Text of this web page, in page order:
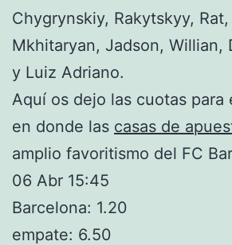
Chygrynskiy, Rakytskyy,
Mkhitaryan, Jadson, Willian,
y Luiz Adriano.
Aquí os dejo las cuotas para
en donde las casas de
amplio favoritismo del FC
06 Abr 15:45
Barcelona: 1.20
empate: 6.50